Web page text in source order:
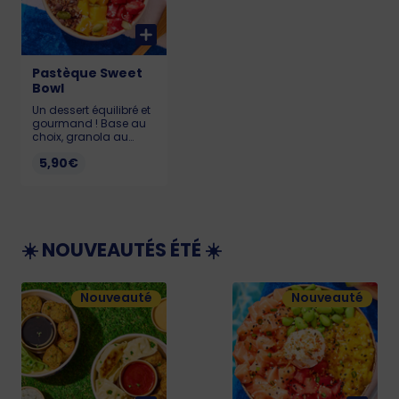
Pastèque Sweet
Bowl
Un dessert équilibré et
gourmand ! Base au
choix, granola au
courge, coco rapée et
Pudding : 418
5,90€
☀️ NOUVEAUTÉS ÉTÉ ☀️
Nouveauté Nouveauté